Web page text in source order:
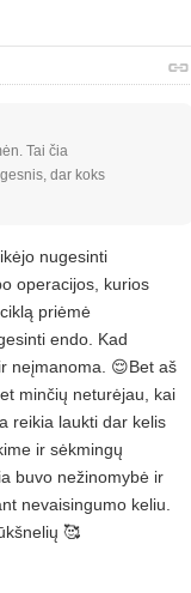
Tai čia
dar koks
nugesinti
operacijos, kurios
priėmė
endo. Kad
neįmanoma. 😌Bet aš
minčių neturėjau, kai
reikia laukti dar kelis
ir sėkmingų
buvo nežinomybė ir
nevaisingumo keliu.
🥰